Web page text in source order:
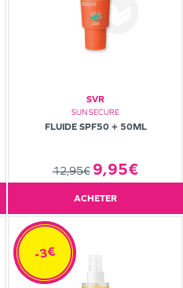
SVR
SUN SECURE
FLUIDE SPF50 + 50ML
12,95€ 9,95€
ACHETER
-3€